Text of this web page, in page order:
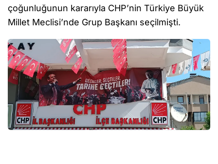
çoğunluğunun kararıyla CHP’nin Türkiye Büyük
Millet Meclisi’nde Grup Başkanı seçilmişti.